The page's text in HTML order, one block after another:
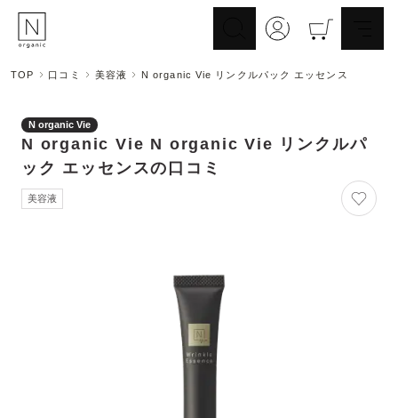
Skincare
メイクアップ
Makeup
ライフスタイル
Lifestyle
ギフト
Gift
Nオーガニックの口コミ
Face Wash
マスク
Mask
乳液・クリーム
Serum/Cream
TOP 口コミ 美容液 N organic Vie リンクルパック エッセンス
N organic Vie
N organic Vie N organic Vie リンクルパ
ック エッセンスの口コミ
美容液